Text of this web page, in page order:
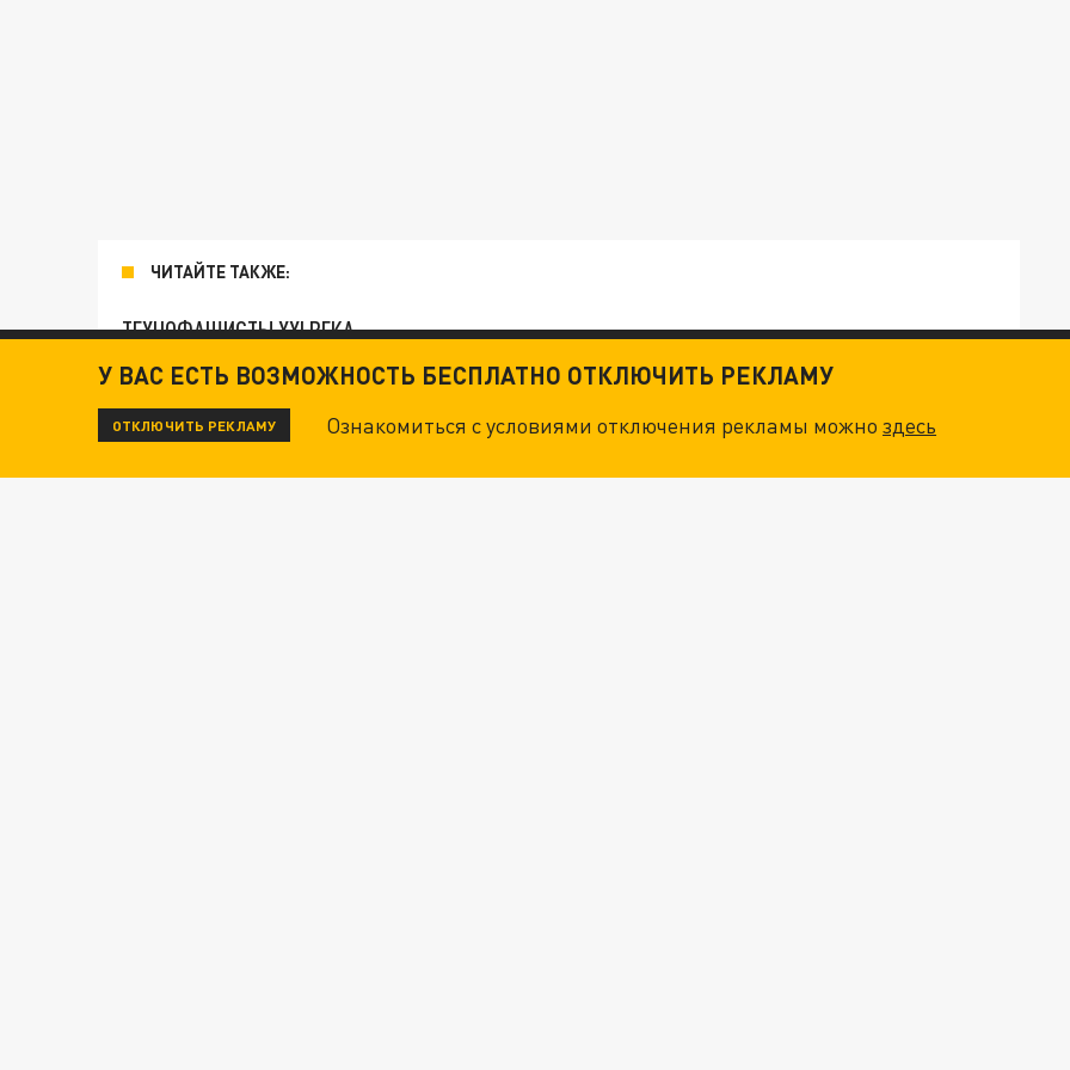
ЧИТАЙТЕ ТАКЖЕ:
ТЕХНОФАШИСТЫ XXI ВЕКА
ОПЛЕУХА МАСКУ. "ПОРА СНЯТЬ БЕЛЫЕ ПЕРЧАТКИ": КАК УНИЧТОЖИТЬ STARLINK
ДАНЯ С ДАШЕЙ СПАСЛИСЬ ОТ БОЕВИКОВ ВСУ. НО БЕДЫ ДЛЯ МАЛЫШЕЙ НЕ ЗАКОНЧИЛИСЬ
У ВАС ЕСТЬ ВОЗМОЖНОСТЬ БЕСПЛАТНО ОТКЛЮЧИТЬ РЕКЛАМУ
ОТКЛЮЧИТЬ РЕКЛАМУ Ознакомиться с условиями отключения рекламы можноздесь